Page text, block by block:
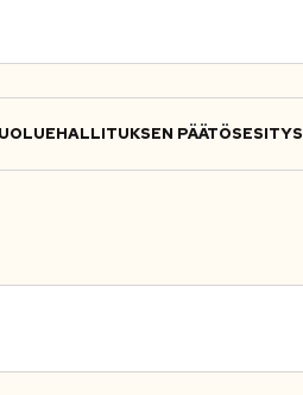
PÄÄTÖSESITYS